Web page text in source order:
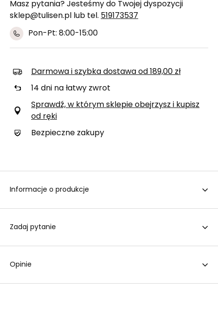
Masz pytania? Jesteśmy do Twojej dyspozycji
sklep@tulisen.pl lub tel. 519173537
Pon-Pt: 8:00-15:00
Darmowa i szybka dostawa od 189,00 zł
14 dni na łatwy zwrot
Sprawdź, w którym sklepie obejrzysz i kupisz
od ręki
Bezpieczne zakupy
Informacje o produkcje
Zadaj pytanie
Opinie